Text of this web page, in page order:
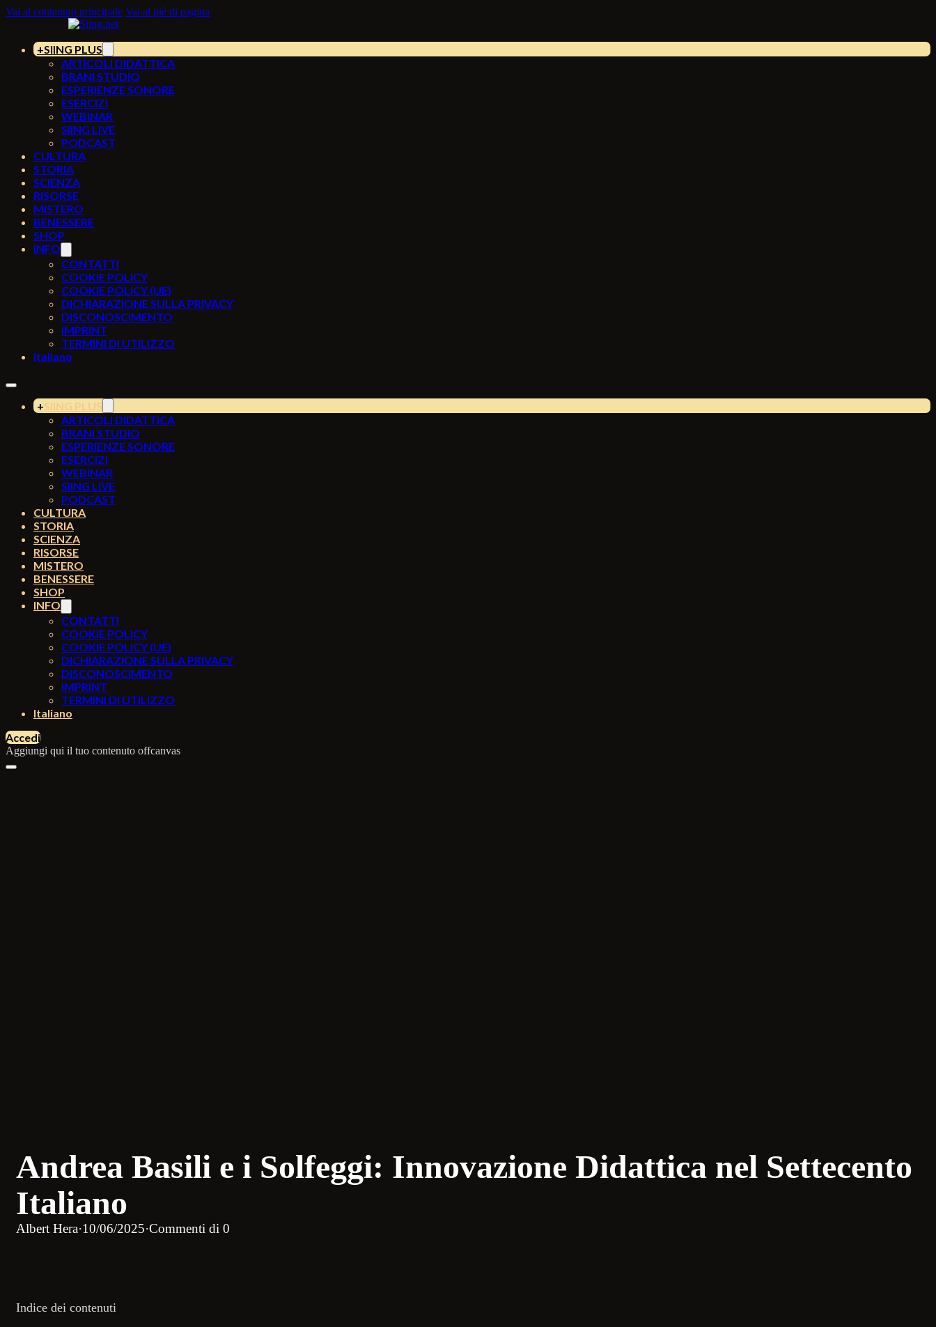
Vai al contenuto principale Vai al piè di pagina
SIING PLUS
ARTICOLI DIDATTICA
BRANI STUDIO
ESPERIENZE SONORE
ESERCIZI
WEBINAR
SIING LIVE
PODCAST
CULTURA
STORIA
SCIENZA
RISORSE
MISTERO
BENESSERE
SHOP
INFO
CONTATTI
COOKIE POLICY
COOKIE POLICY (UE)
DICHIARAZIONE SULLA PRIVACY
DISCONOSCIMENTO
IMPRINT
TERMINI DI UTILIZZO
Italiano
SIING PLUS
ARTICOLI DIDATTICA
BRANI STUDIO
ESPERIENZE SONORE
ESERCIZI
WEBINAR
SIING LIVE
PODCAST
CULTURA
STORIA
SCIENZA
RISORSE
MISTERO
BENESSERE
SHOP
INFO
CONTATTI
COOKIE POLICY
COOKIE POLICY (UE)
DICHIARAZIONE SULLA PRIVACY
DISCONOSCIMENTO
IMPRINT
TERMINI DI UTILIZZO
Italiano
Accedi
Aggiungi qui il tuo contenuto offcanvas
Andrea Basili e i Solfeggi: Innovazione Didattica nel Settecento
Italiano
Albert Hera·10/06/2025·Commenti di 0
Indice dei contenuti